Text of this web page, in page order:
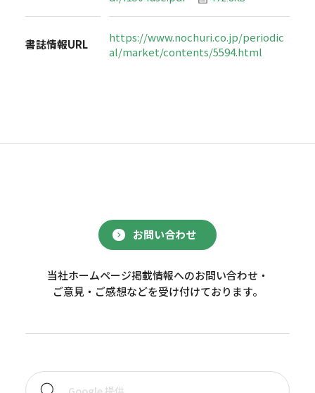
書誌情報URL
https://www.nochuri.co.jp/periodic
al/market/contents/5594.html
お問い合わせ
当社ホームページ掲載情報へのお問い合わせ・
ご意見・ご感想などを受け付けております。